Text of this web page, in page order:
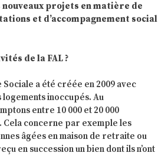
nouveaux projets en matière de
et d’accompagnement social
de la FAL ?
a été créée en 2009 avec
inoccupés. Au
entre 10 000 et 20 000
concerne par exemple les
âgées en maison de retraite ou
en succession un bien dont ils n’ont